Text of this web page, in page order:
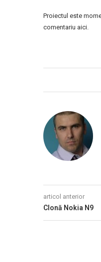
Proiectul este
comentariu aici.
articol anterior
Clonă Nokia N9